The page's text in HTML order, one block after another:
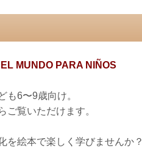
MUNDO PARA NIÑOS
も6〜9歳向け。
ご覧いただけます。
を絵本で楽しく学びませんか？